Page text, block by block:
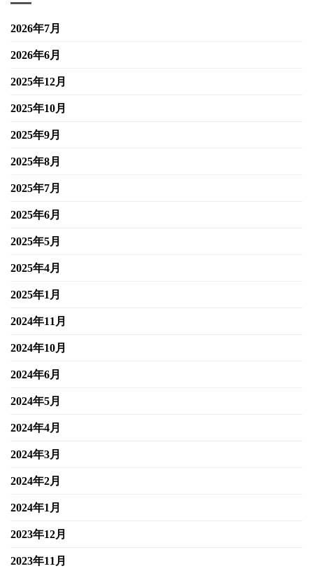
2026年7月
2026年6月
2025年12月
2025年10月
2025年9月
2025年8月
2025年7月
2025年6月
2025年5月
2025年4月
2025年1月
2024年11月
2024年10月
2024年6月
2024年5月
2024年4月
2024年3月
2024年2月
2024年1月
2023年12月
2023年11月